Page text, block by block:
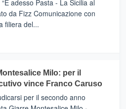
adesso Pasta - La Sicilia al
da Fizz Comunicazione con
filiera del...
Milo: per il
vince Franco Caruso
per il secondo anno